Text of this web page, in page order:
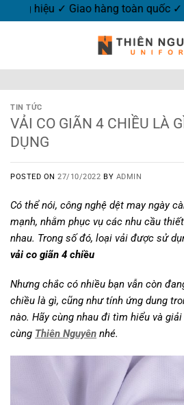
hàng hôm nay ✓ Miễn phí thiết kế
TIN TỨC
VẢI CO GIÃN 4 CHIỀU LÀ
DỤNG
POSTED ON27/10/2022 BY ADMIN
Có thể nói, công nghệ dệt may ngày
mạnh, nhằm phục vụ các nhu cầu
nhau. Trong số đó, loại vải được sử
vải co giãn 4 chiều
Nhưng chắc có nhiều bạn vẫn còn
chiều là gì, cũng như tính ứng dung
nào. Hãy cùng nhau đi tìm hiểu và
cùng Thiên Nguyên nhé.